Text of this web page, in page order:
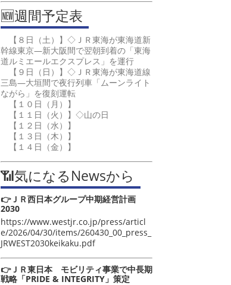
🆕週間予定表
【８日（土）】◇ＪＲ東海が東海道新
幹線東京―新大阪間で翌朝到着の「東海
道ルミエールエクスプレス」を運行
【９日（日）】◇ＪＲ東海が東海道線
三島―大垣間で夜行列車「ムーンライト
ながら」を復刻運転
【１０日（月）】
【１１日（火）】◇山の日
【１２日（水）】
【１３日（木）】
【１４日（金）】
📶気になるNewsから
👉ＪＲ西日本グループ中期経営計画
2030
https://www.westjr.co.jp/press/articl
e/2026/04/30/items/260430_00_press_
JRWEST2030keikaku.pdf
👉ＪＲ東日本 モビリティ事業で中長期
戦略「PRIDE & INTEGRITY」策定